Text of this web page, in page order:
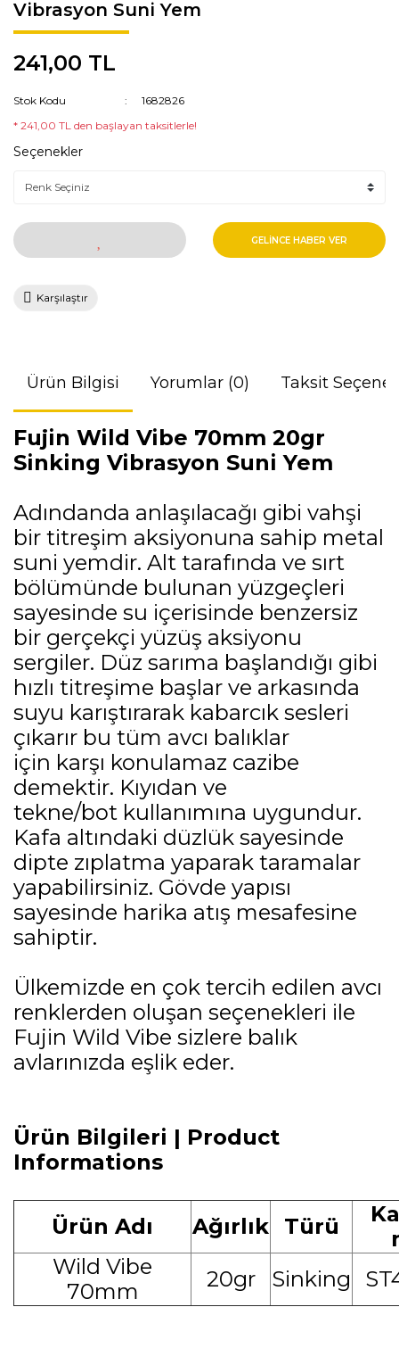
Vibrasyon Suni Yem
241,00 TL
Stok Kodu
1682826
* 241,00 TL den başlayan taksitlerle!
Seçenekler
GELİNCE HABER VER
Karşılaştır
Ürün Bilgisi Yorumlar (0) Taksit
Fujin Wild Vibe 70mm 20gr
Sinking Vibrasyon Suni Yem
Adındanda anlaşılacağı gibi vahşi
bir titreşim aksiyonuna sahip metal
suni yemdir. Alt tarafında ve sırt
bölümünde bulunan yüzgeçleri
sayesinde su içerisinde benzersiz
bir gerçekçi yüzüş aksiyonu
sergiler. Düz sarıma başlandığı gibi
hızlı titreşime başlar ve arkasında
suyu karıştırarak kabarcık sesleri
çıkarır bu tüm avcı balıklar
için karşı konulamaz cazibe
demektir. Kıyıdan ve
tekne/bot kullanımına uygundur.
Kafa altındaki düzlük sayesinde
dipte zıplatma yaparak taramalar
yapabilirsiniz. Gövde yapısı
sayesinde harika atış mesafesine
sahiptir.
Ülkemizde en çok tercih edilen avcı
renklerden oluşan seçenekleri ile
Fujin Wild Vibe sizlere balık
avlarınızda eşlik eder.
Ürün Bilgileri | Product
Informations
Ürün Adı Ağırlık Türü
Wild Vibe
70mm
20gr Sinking